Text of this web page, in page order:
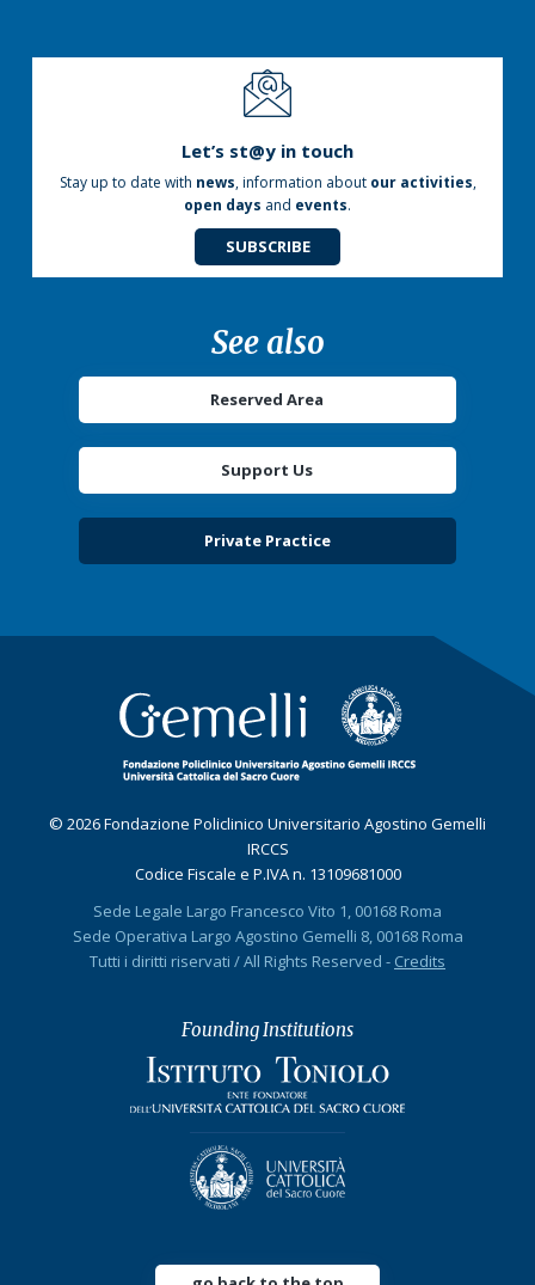
Let’s st@y in touch
Stay up to date with news, information about our activities,
open days and events.
SUBSCRIBE
See also
Reserved Area
Support Us
Private Practice
© 2026 Fondazione Policlinico Universitario Agostino Gemelli
IRCCS
Codice Fiscale e P.IVA n. 13109681000
Sede Legale Largo Francesco Vito 1, 00168 Roma
Sede Operativa Largo Agostino Gemelli 8, 00168 Roma
Tutti i diritti riservati / All Rights Reserved - Credits
Founding Institutions